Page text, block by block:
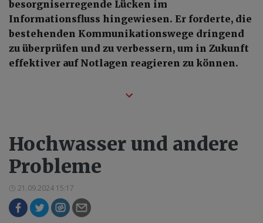
besorgniserregende Lücken im
Informationsfluss hingewiesen. Er forderte, die
bestehenden Kommunikationswege dringend
zu überprüfen und zu verbessern, um in Zukunft
effektiver auf Notlagen reagieren zu können.
Hochwasser und andere
Probleme
21.09.2024 15:17